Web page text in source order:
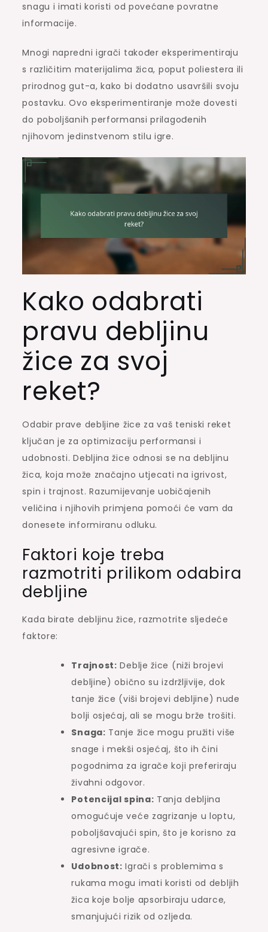
snagu i imati koristi od povećane povratne
informacije.
Mnogi napredni igrači također eksperimentiraju
s različitim materijalima žica, poput poliestera ili
prirodnog gut-a, kako bi dodatno usavršili svoju
postavku. Ovo eksperimentiranje može dovesti
do poboljšanih performansi prilagođenih
njihovom jedinstvenom stilu igre.
Kako odabrati
pravu debljinu
žice za svoj
reket?
Odabir prave debljine žice za vaš teniski reket
ključan je za optimizaciju performansi i
udobnosti. Debljina žice odnosi se na debljinu
žica, koja može značajno utjecati na igrivost,
spin i trajnost. Razumijevanje uobičajenih
veličina i njihovih primjena pomoći će vam da
donesete informiranu odluku.
Faktori koje treba
razmotriti prilikom odabira
debljine
Kada birate debljinu žice, razmotrite sljedeće
faktore:
Trajnost: Deblje žice (niži brojevi
debljine) obično su izdržljivije, dok
tanje žice (viši brojevi debljine) nude
bolji osjećaj, ali se mogu brže trošiti.
Snaga: Tanje žice mogu pružiti više
snage i mekši osjećaj, što ih čini
pogodnima za igrače koji preferiraju
živahni odgovor.
Potencijal spina: Tanja debljina
omogućuje veće zagrizanje u loptu,
poboljšavajući spin, što je korisno za
agresivne igrače.
Udobnost: Igrači s problemima s
rukama mogu imati koristi od debljih
žica koje bolje apsorbiraju udarce,
smanjujući rizik od ozljeda.